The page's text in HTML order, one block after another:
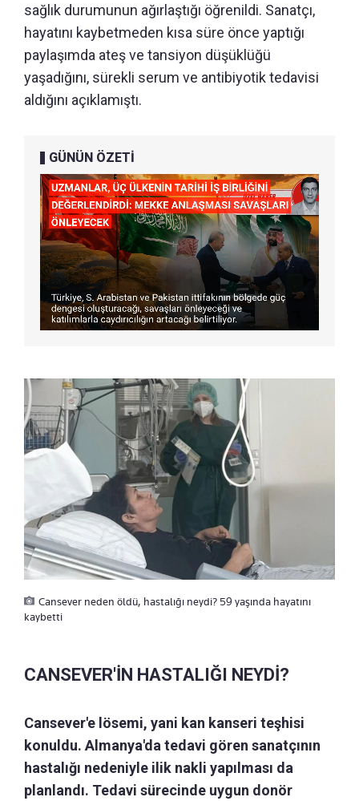
sağlık durumunun ağırlaştığı öğrenildi. Sanatçı,
hayatını kaybetmeden kısa süre önce yaptığı
paylaşımda ateş ve tansiyon düşüklüğü
yaşadığını, sürekli serum ve antibiyotik tedavisi
aldığını açıklamıştı.
GÜNÜN ÖZETİ
Cansever neden öldü, hastalığı neydi? 59 yaşında hayatını
kaybetti
CANSEVER'İN HASTALIĞI NEYDİ?
Cansever'e lösemi, yani kan kanseri teşhisi
konuldu. Almanya'da tedavi gören sanatçının
hastalığı nedeniyle ilik nakli yapılması da
planlandı. Tedavi sürecinde uygun donör